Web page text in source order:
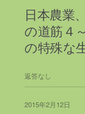
日本農業
の道筋４
の特殊な
返答なし
2015年2月12日